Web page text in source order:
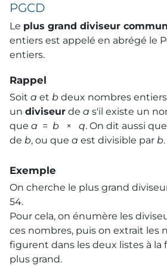
PGCD
Le plus grand diviseur commun
entiers est appelé en abrégé le
entiers.
Rappel
Soit a et b deux nombres
un diviseur de a s'il existe un
que a = b × q. On dit aussi que
de b, ou que a est divisible par b.
Exemple
On cherche le plus grand
54.
Pour cela, on énumère les
ces nombres, puis on extrait les
figurent dans les deux listes à la
plus grand.